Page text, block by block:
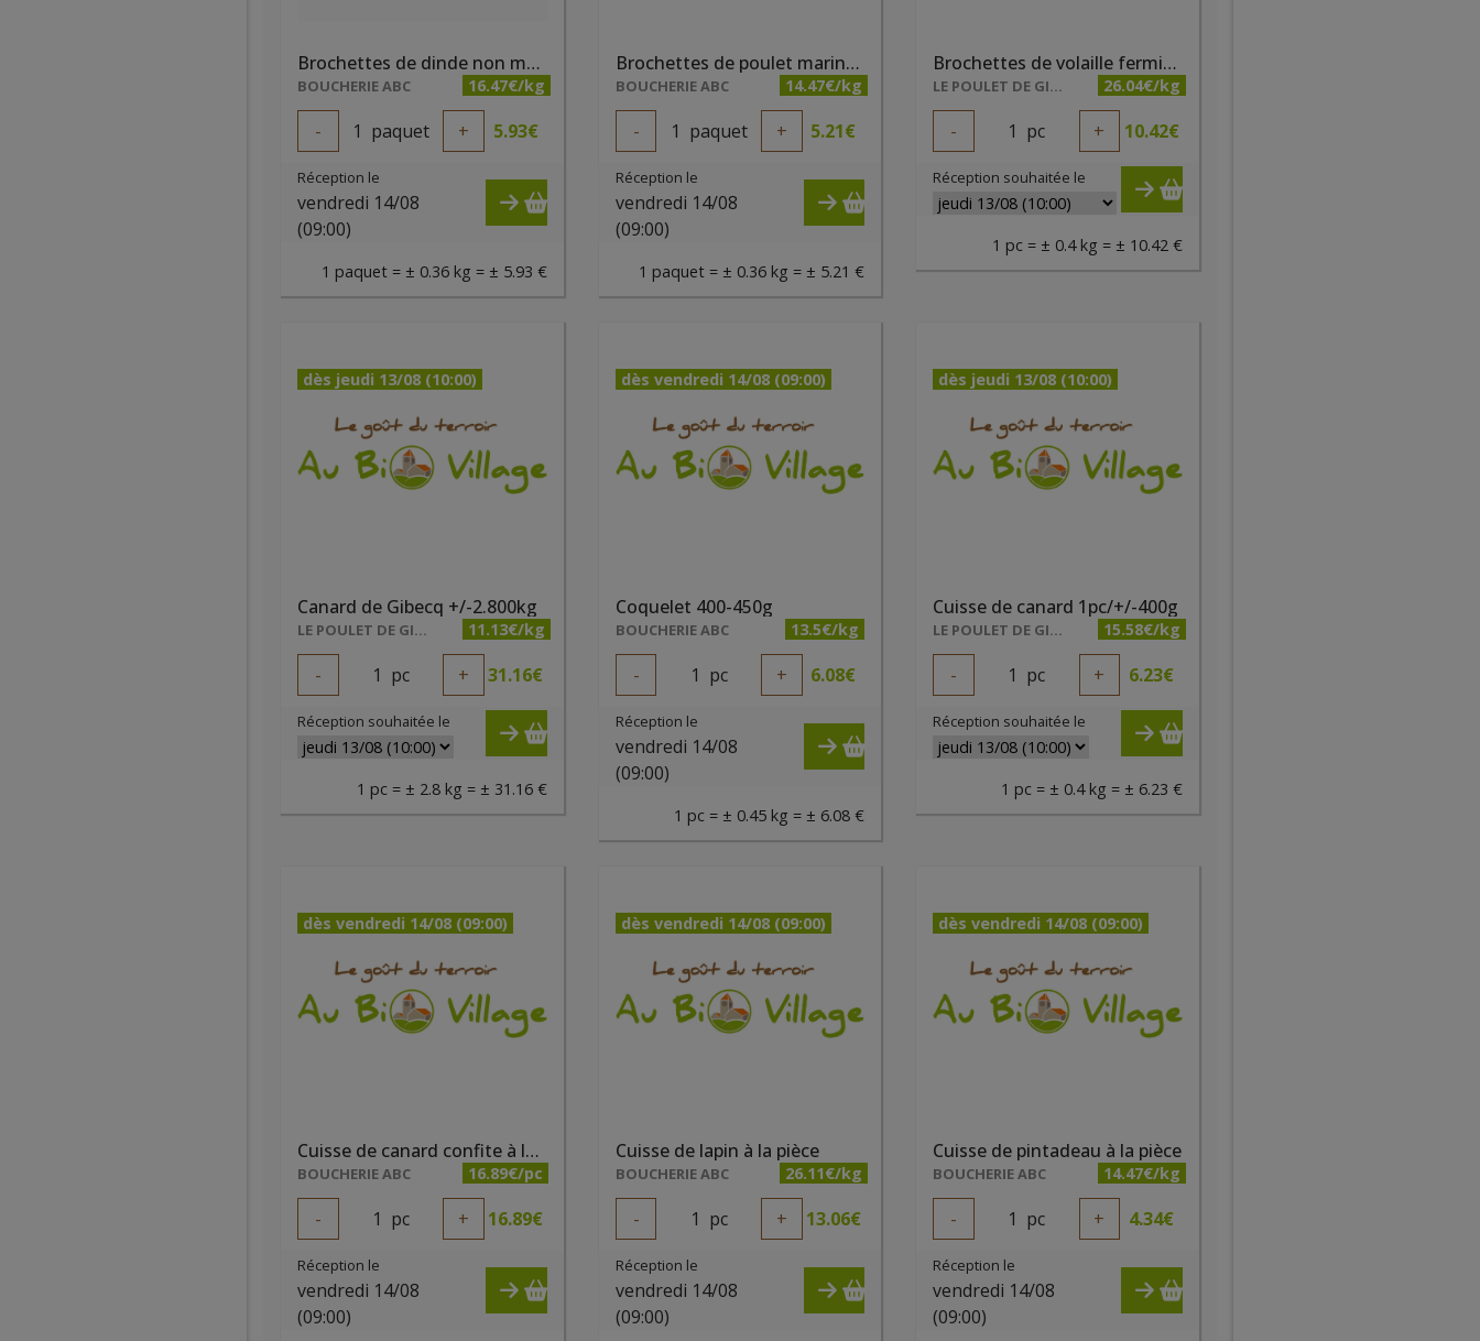
Brochettes de dinde non marinées (paquet de 2 pièces)
BOUCHERIE ABC 16.47€/kg
- 1 paquet + 5.93€
Réception le
vendredi 14/08
(09:00)
1 paquet = ± 0.36 kg = ± 5.93 €
Brochettes de poulet marinées (paquet de 2 pièces) - Boucherie ABC
BOUCHERIE ABC 14.47€/kg
- 1 paquet + 5.21€
Réception le
vendredi 14/08
(09:00)
1 paquet = ± 0.36 kg = ± 5.21 €
Brochettes de volaille fermière 2pc/ +/-400g Gibecq
LE POULET DE GIBECQ 26.04€/kg
- 1 pc + 10.42€
Réception souhaitée le
1 pc = ± 0.4 kg = ± 10.42 €
dès jeudi 13/08 (10:00)
Canard de Gibecq +/-2.800kg
LE POULET DE GIBECQ 11.13€/kg
- 1 pc + 31.16€
Réception souhaitée le
1 pc = ± 2.8 kg = ± 31.16 €
dès vendredi 14/08 (09:00)
Coquelet 400-450g
BOUCHERIE ABC 13.5€/kg
- 1 pc + 6.08€
Réception le
vendredi 14/08
(09:00)
1 pc = ± 0.45 kg = ± 6.08 €
dès jeudi 13/08 (10:00)
Cuisse de canard 1pc/+/-400g
LE POULET DE GIBECQ 15.58€/kg
- 1 pc + 6.23€
Réception souhaitée le
1 pc = ± 0.4 kg = ± 6.23 €
dès vendredi 14/08 (09:00)
Cuisse de canard confite à la pièce
BOUCHERIE ABC 16.89€/pc
- 1 pc + 16.89€
Réception le
vendredi 14/08
(09:00)
dès vendredi 14/08 (09:00)
Cuisse de lapin à la pièce
BOUCHERIE ABC 26.11€/kg
- 1 pc + 13.06€
Réception le
vendredi 14/08
(09:00)
dès vendredi 14/08 (09:00)
Cuisse de pintadeau à la pièce
BOUCHERIE ABC 14.47€/kg
- 1 pc + 4.34€
Réception le
vendredi 14/08
(09:00)